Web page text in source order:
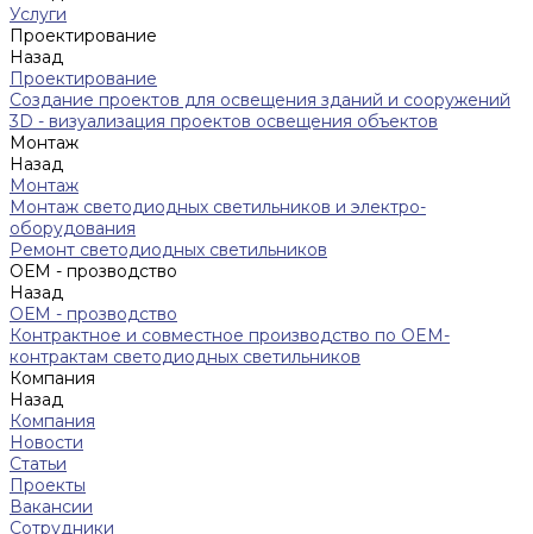
Услуги
Проектирование
Назад
Проектирование
Создание проектов для освещения зданий и сооружений
3D - визуализация проектов освещения объектов
Монтаж
Назад
Монтаж
Монтаж светодиодных светильников и электро-
оборудования
Ремонт светодиодных светильников
ОЕМ - прозводство
Назад
ОЕМ - прозводство
Контрактное и совместное производство по OEM-
контрактам светодиодных светильников
Компания
Назад
Компания
Новости
Статьи
Проекты
Вакансии
Сотрудники